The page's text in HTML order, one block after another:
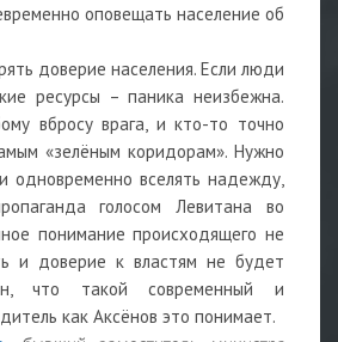
оповещать население об
доверие населения. Если люди
ресурсы – паника неизбежна.
вбросу врага, и кто-то точно
«зелёным коридорам». Нужно
одновременно вселять надежду,
голосом Левитана во
понимание происходящего не
и доверие к властям не будет
что такой современный и
как Аксёнов это понимает.